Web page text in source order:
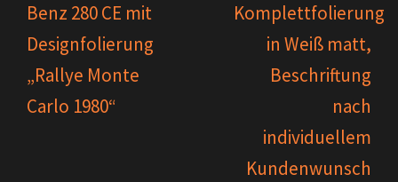
Benz 280 CE mit
Designfolierung
„Rallye Monte
Carlo 1980“
Komplettfolierung
in Weiß matt,
Beschriftung
nach
individuellem
Kundenwunsch